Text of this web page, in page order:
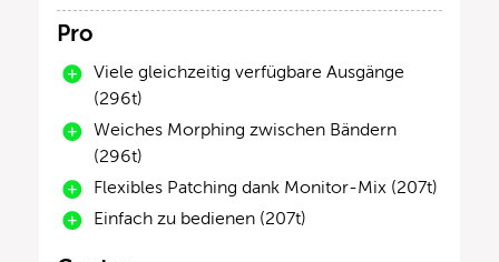
Pro
Viele gleichzeitig verfügbare Ausgänge
(296t)
Weiches Morphing zwischen Bändern
(296t)
Flexibles Patching dank Monitor-Mix (207t)
Einfach zu bedienen (207t)